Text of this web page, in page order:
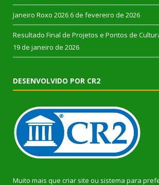
Janeiro Roxo 2026 6 de fevereiro de 2026
Resultado Final de Projetos e Pontos de
19 de janeiro de 2026
DESENVOLVIDO POR CR2
Muito mais que criar site ou sistema para